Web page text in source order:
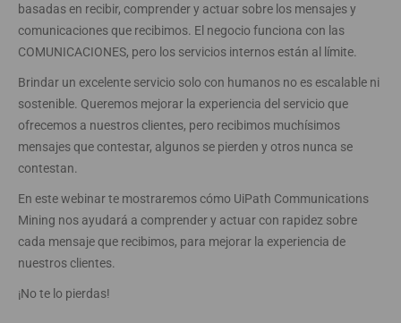
basadas en recibir, comprender y actuar sobre los mensajes y
comunicaciones que recibimos. El negocio funciona con las
COMUNICACIONES, pero los servicios internos están al límite.
Brindar un excelente servicio solo con humanos no es escalable ni
sostenible. Queremos mejorar la experiencia del servicio que
ofrecemos a nuestros clientes, pero recibimos muchísimos
mensajes que contestar, algunos se pierden y otros nunca se
contestan.
En este webinar te mostraremos cómo UiPath Communications
Mining nos ayudará a comprender y actuar con rapidez sobre
cada mensaje que recibimos, para mejorar la experiencia de
nuestros clientes.
¡No te lo pierdas!